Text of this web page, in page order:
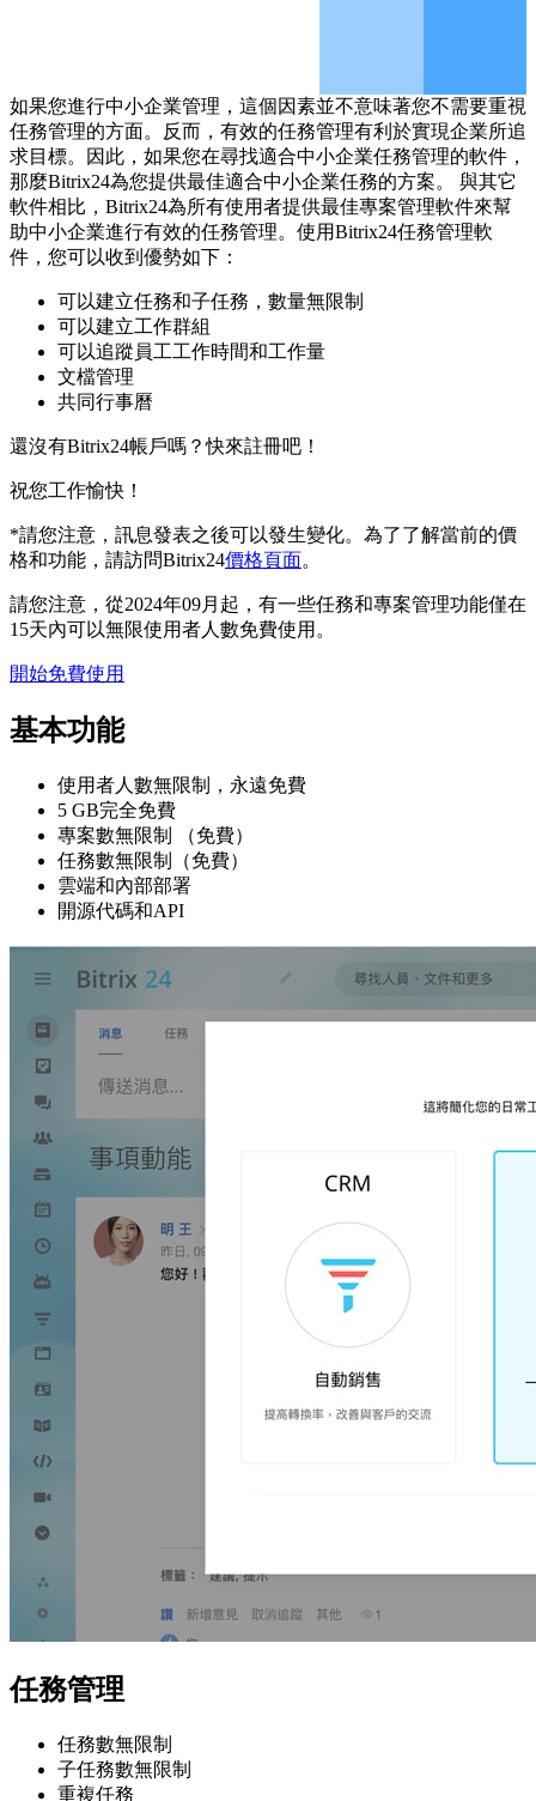
如果您進行中小企業管理，這個因素並不意味著您不需要重視
任務管理的方面。反而，有效的任務管理有利於實現企業所追
求目標。因此，如果您在尋找適合中小企業任務管理的軟件，
那麼Bitrix24為您提供最佳適合中小企業任務的方案。 與其它
軟件相比，Bitrix24為所有使用者提供最佳專案管理軟件來幫
助中小企業進行有效的任務管理。使用Bitrix24任務管理軟
件，您可以收到優勢如下：
可以建立任務和子任務，數量無限制
可以建立工作群組
可以追蹤員工工作時間和工作量
文檔管理
共同行事曆
還沒有Bitrix24帳戶嗎？快來註冊吧！
祝您工作愉快！
*請您注意，訊息發表之後可以發生變化。為了了解當前的價
格和功能，請訪問Bitrix24價格頁面。
請您注意，從2024年09月起，有一些任務和專案管理功能僅在
15天內可以無限使用者人數免費使用。
開始免費使用
基本功能
使用者人數無限制，永遠免費
5 GB完全免費
專案數無限制 （免費）
任務數無限制（免費）
雲端和內部部署
開源代碼和API
任務管理
任務數無限制
子任務數無限制
重複任務